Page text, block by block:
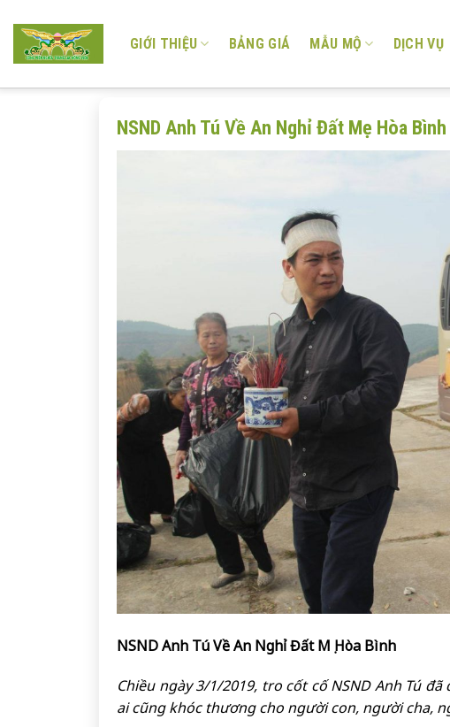
content
GIỚI THIỆU BẢNG GIÁ MẪU MỘ DỊCH VỤ
NSND Anh Tú Về An Nghỉ Đất Mẹ Hòa Bình
NSND Anh Tú Về An Nghỉ Đất Mẹ Hòa Bình
Chiều ngày 3/1/2019, tro cốt cố NSND Anh Tú
ai cũng khóc thương cho người con, người cha,